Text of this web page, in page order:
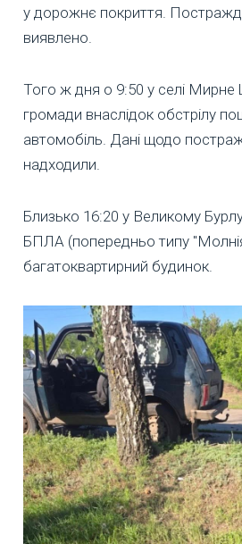
у дорожнє покриття.
виявлено.
Того ж дня о 9:50 у селі Мирне
громади внаслідок обстрілу
автомобіль. Дані щодо
надходили.
Близько 16:20 у Великому
БПЛА (попередньо типу
багатоквартирний будинок.